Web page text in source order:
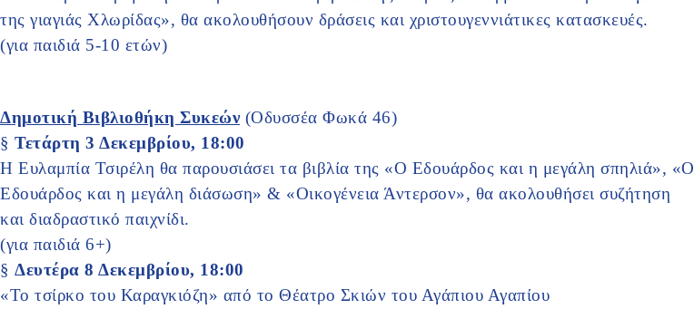
της γιαγιάς Χλωρίδας», θα ακολουθήσουν δράσεις και χριστουγεννιάτικες κατασκευές.
(για παιδιά 5-10 ετών)
Δημοτική Βιβλιοθήκη Συκεών(Οδυσσέα Φωκά 46)
§ Τετάρτη 3 Δεκεμβρίου, 18:00
Η Ευλαμπία Τσιρέλη θα παρουσιάσει τα βιβλία της «Ο Εδουάρδος και η μεγάλη σπηλιά», «Ο
Εδουάρδος και η μεγάλη διάσωση» & «Οικογένεια Άντερσον», θα ακολουθήσει συζήτηση
και διαδραστικό παιχνίδι.
(για παιδιά 6+)
§ Δευτέρα 8 Δεκεμβρίου, 18:00
«Το τσίρκο του Καραγκιόζη» από το Θέατρο Σκιών του Αγάπιου Αγαπίου